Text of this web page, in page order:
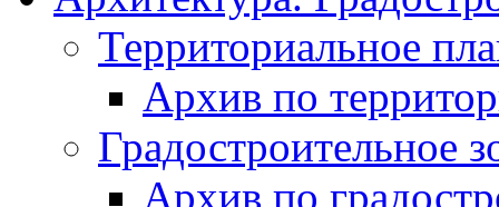
Территориальное
Архив по
Градостроительное
Архив по